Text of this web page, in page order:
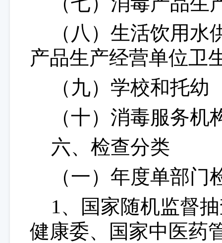
（八）生活饮用
产品生产经营单位卫
（九）学校和托
（十）消毒服务
六、 检查分类
（一） 年度单部门
1、国家随机监督
健康委、国家中医药